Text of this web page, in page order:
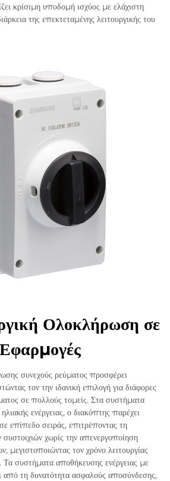
κρίσιμη υποδομή ισχύος με ελάχιστη
της επεκτεταμένης λειτουργικής του
Ολοκλήρωση σε
συνεχούς ρεύματος προσφέρει
τον την ιδανική επιλογή για διάφορες
σε πολλούς τομείς. Στα συστήματα
ενέργειας, ο διακόπτης παρέχει
επίπεδο σειράς, επιτρέποντας τη
χωρίς την απενεργοποίηση
μεγιστοποιώντας τον χρόνο λειτουργίας
Τα συστήματα αποθήκευσης ενέργειας με
από τη δυνατότητα ασφαλούς αποσύνδεσης,